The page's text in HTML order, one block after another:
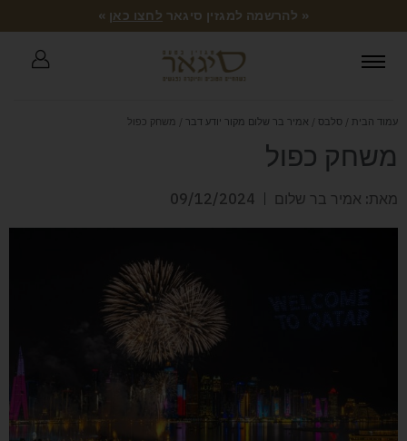
« להרשמה למגזין סיגאר לחצו כאן »
עמוד הבית / סלבס / אמיר בר שלום מקור יודע דבר / משחק כפול
משחק כפול
מאת: אמיר בר שלום 09/12/2024